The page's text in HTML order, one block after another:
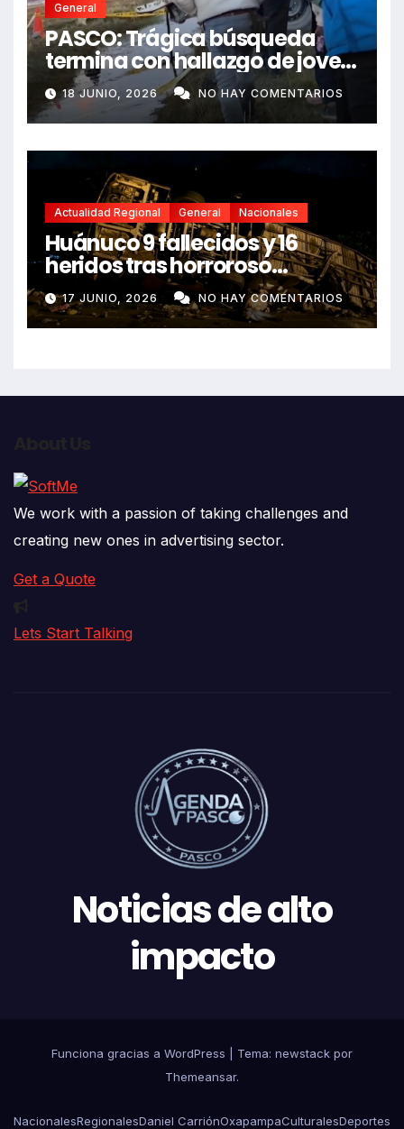
General
PASCO: Trágica búsqueda
termina con hallazgo de joven
sin vida en Rancas
18 JUNIO, 2026 NO HAY COMENTARIOS
Actualidad Regional General Nacionales
Huánuco 9 fallecidos y 16
heridos tras horroroso
despiste de bus Real Chancas
que impactó contra vivienda
17 JUNIO, 2026 NO HAY COMENTARIOS
We work with a passion of taking challenges and
creating new ones in advertising sector.
Get a Quote
Lets Start Talking
Noticias de alto
impacto
Funciona gracias a WordPress
Tema: newstack por
Themeansar.
NacionalesRegionalesDaniel CarriónOxapampaCulturalesDeportes